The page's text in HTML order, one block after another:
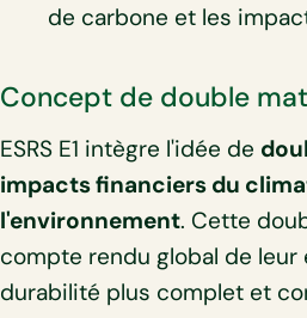
de carbone et les
Concept de double
ESRS E1 intègre l'idée de
impacts financiers du
l'environnement. Cette
compte rendu global de
durabilité plus complet et